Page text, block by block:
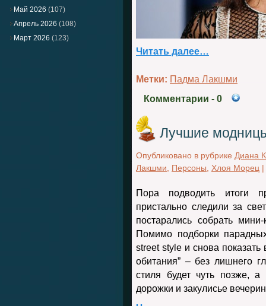
Май 2026 (107)
Апрель 2026 (108)
Март 2026 (123)
Читать далее…
Метки: Падма Лакшми
Комментарии - 0
Лучшие
Опубликовано в рубрике Диана
Лакшми
Персоны Хлоя Морец |
Пора подводить итоги
пристально следили за
постарались собрать
Помимо подборки
street style и снова
обитания” – без лишнего
стиля будет чуть позже,
дорожки и закулисье